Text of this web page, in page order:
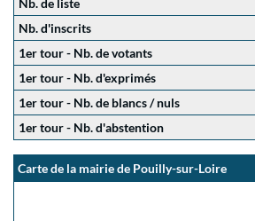
Nb. de liste
Nb. d'inscrits
1er tour - Nb. de votants
1er tour - Nb. d'exprimés
1er tour - Nb. de blancs / nuls
1er tour - Nb. d'abstention
Carte de la mairie de Pouilly-sur-Loire